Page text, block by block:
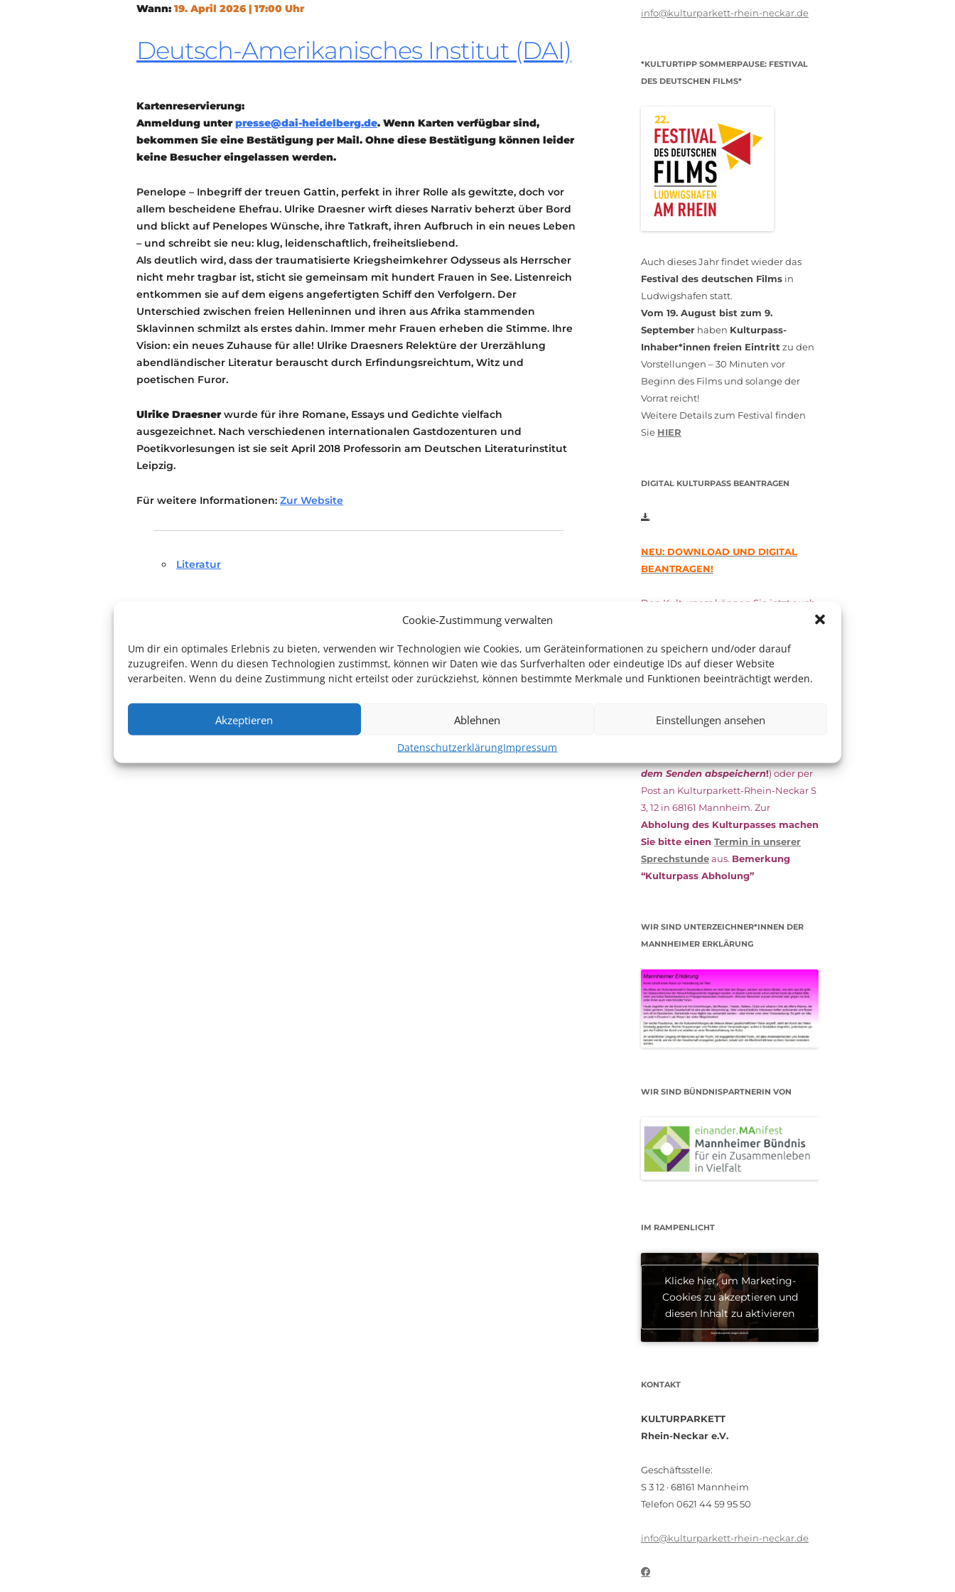
Cookie-Zustimmung verwalten
Um dir ein optimales Erlebnis zu bieten, verwenden wir Technologien wie Cookies, um Geräteinformationen zu speichern und/oder darauf
zuzugreifen. Wenn du diesen Technologien zustimmst, können wir Daten wie das Surfverhalten oder eindeutige IDs auf dieser Website
verarbeiten. Wenn du deine Zustimmung nicht erteilst oder zurückziehst, können bestimmte Merkmale und Funktionen beeinträchtigt werden.
Akzeptieren Ablehnen Einstellungen ansehen
DatenschutzerklärungImpressum
TRANSPARENZ
BEANTRAGEN
Wann: 19. April 2026 | 17:00 Uhr
Deutsch-Amerikanisches Institut (DAI)
Kartenreservierung:
Anmeldung unterpresse@dai-heidelberg.de. Wenn Karten verfügbar sind,
bekommen Sie eine Bestätigung per Mail. Ohne diese Bestätigung können leider
keine Besucher eingelassen werden.
Penelope – Inbegriff der treuen Gattin, perfekt in ihrer Rolle als gewitzte, doch vor
allem bescheidene Ehefrau. Ulrike Draesner wirft dieses Narrativ beherzt über Bord
und blickt auf Penelopes Wünsche, ihre Tatkraft, ihren Aufbruch in ein neues Leben
– und schreibt sie neu: klug, leidenschaftlich, freiheitsliebend.
Als deutlich wird, dass der traumatisierte Kriegsheimkehrer Odysseus als Herrscher
nicht mehr tragbar ist, sticht sie gemeinsam mit hundert Frauen in See. Listenreich
entkommen sie auf dem eigens angefertigten Schiff den Verfolgern. Der
Unterschied zwischen freien Helleninnen und ihren aus Afrika stammenden
Sklavinnen schmilzt als erstes dahin. Immer mehr Frauen erheben die Stimme. Ihre
Vision: ein neues Zuhause für alle! Ulrike Draesners Relektüre der Urerzählung
abendländischer Literatur berauscht durch Erfindungsreichtum, Witz und
poetischen Furor.
Ulrike Draesnerwurde für ihre Romane, Essays und Gedichte vielfach
ausgezeichnet. Nach verschiedenen internationalen Gastdozenturen und
Poetikvorlesungen ist sie seit April 2018 Professorin am Deutschen Literaturinstitut
Leipzig.
Für weitere Informationen: Zur Website
Literatur
info@kulturparkett-rhein-neckar.de
*KULTURTIPP SOMMERPAUSE: FESTIVAL
DES DEUTSCHEN FILMS*
Auch dieses Jahr findet wieder das
Festival des deutschen Films in
Ludwigshafen statt.
Vom 19. August bist zum 9.
September haben Kulturpass-
Inhaber*innen freien Eintritt zu den
Vorstellungen – 30 Minuten vor
Beginn des Films und solange der
Vorrat reicht!
Weitere Details zum Festival finden
Sie HIER
DIGITAL KULTURPASS BEANTRAGEN
NEU: DOWNLOAD UND DIGITAL
BEANTRAGEN!
Den Kulturpass können Sie jetzt auch
esunterschriebenzusammen mit
dem aktuellen
(Bürgergeld/
das Kulturparkett zurück: Per E-Mail
dem Senden abspeichern!) oder per
Post an Kulturparkett-Rhein-Neckar S
3, 12 in 68161 Mannheim. Zur
Abholung des Kulturpasses machen
Sie bitte einen Termin in unserer
Sprechstundeaus. Bemerkung
“Kulturpass Abholung”
WIR SIND UNTERZEICHNER*INNEN DER
MANNHEIMER ERKLÄRUNG
WIR SIND BÜNDNISPARTNERIN VON
IM RAMPENLICHT
Klicke hier, um Marketing-
Cookies zu akzeptieren und
diesen Inhalt zu aktivieren
KONTAKT
KULTURPARKETT
Rhein-Neckar e.V.
Geschäftsstelle:
S 3 12 · 68161 Mannheim
Telefon 0621 44 59 95 50
info@kulturparkett-rhein-neckar.de